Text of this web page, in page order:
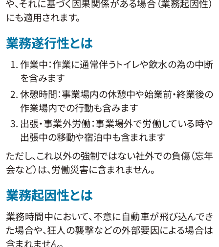
や、それに基づく因果関係がある場合（業務起因性）
にも適用されます。
業務遂行性とは
作業中：作業に通常伴うトイレや飲水の為の中断
を含みます
休憩時間：事業場内の休憩中や始業前・終業後の
作業場内での行動も含みます
出張・事業外労働：事業場外で労働している時や
出張中の移動や宿泊中も含まれます
ただし、これ以外の強制ではない社外での負傷（忘年
会など）は、労働災害に含まれません。
業務起因性とは
業務時間中において、不意に自動車が飛び込んでき
た場合や、狂人の襲撃などの外部要因による場合は
含まれません。